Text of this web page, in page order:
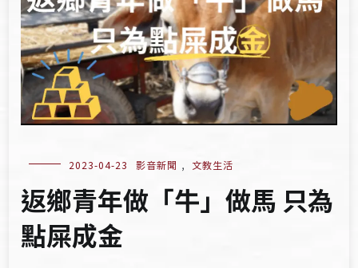
2023-04-23 影音新聞 , 文教生活
返鄉青年做「牛」做馬 只為
點屎成金